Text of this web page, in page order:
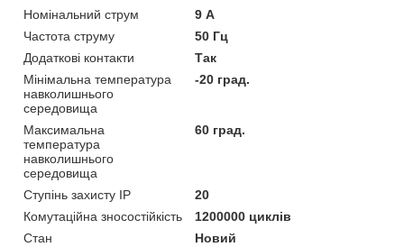
Номінальний струм
9 А
Частота струму
50 Гц
Додаткові контакти
Так
Мінімальна температура
навколишнього
середовища
-20 град.
Максимальна
температура
навколишнього
середовища
60 град.
Ступінь захисту IP
20
Комутаційна зносостійкість
1200000 циклів
Стан
Новий